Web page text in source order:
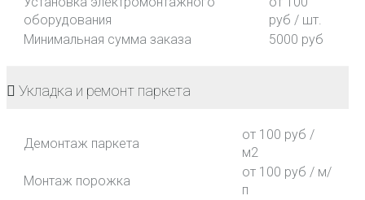
оборудования
руб / шт.
Минимальная сумма заказа
5000 руб
Укладка и ремонт паркета
Демонтаж паркета
от 100 руб /
м2
Монтаж порожка
от 100 руб / м/
п